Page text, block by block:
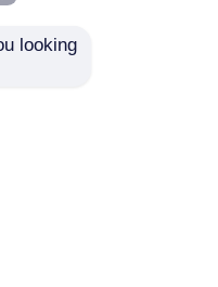
καμμμένα
looking